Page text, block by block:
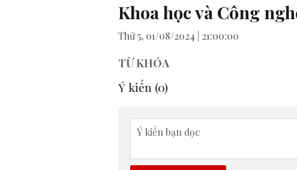
Khoa học và Công
Thứ 5, 01/08/2024 | 21:00:00
TỪ KHÓA
Ý kiến (0)